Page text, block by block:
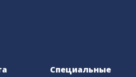
Специальные